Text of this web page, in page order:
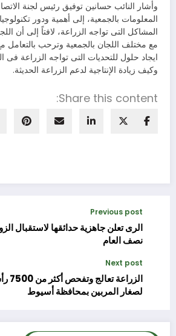
وأشار النائب حسانين توفيق رئيس لجنة
المعلومات بالجمعية، إلى أهمية ودور
المشاكل التى تواجه الزراعة، لافتاً إلى أن
مع مختلف اللجان بالجمعية وترحب بالتعامل
ايجاد حلول للتحديات التى تواجه الزراعة فى
وكيف زيادة الإنتاجية لدعم الزراعة الحديثة.
Share this content:
Previous post
الرى تعلن جاهزية حدائقها لاستقبال
نصف العام
Next post
لصغار المربين بمحافظة أسيوط